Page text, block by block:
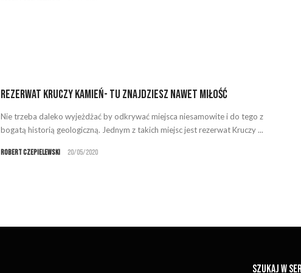
Rezerwat Kruczy Kamień- tu znajdziesz nawet miłość
Nie trzeba daleko wyjeżdżać by odkrywać miejsca niesamowite i do tego z
bogatą historią geologiczną. Jednym z takich miejsc jest rezerwat Kruczy ...
Robert Czepielewski 20/05/2020
SZUKAJ W